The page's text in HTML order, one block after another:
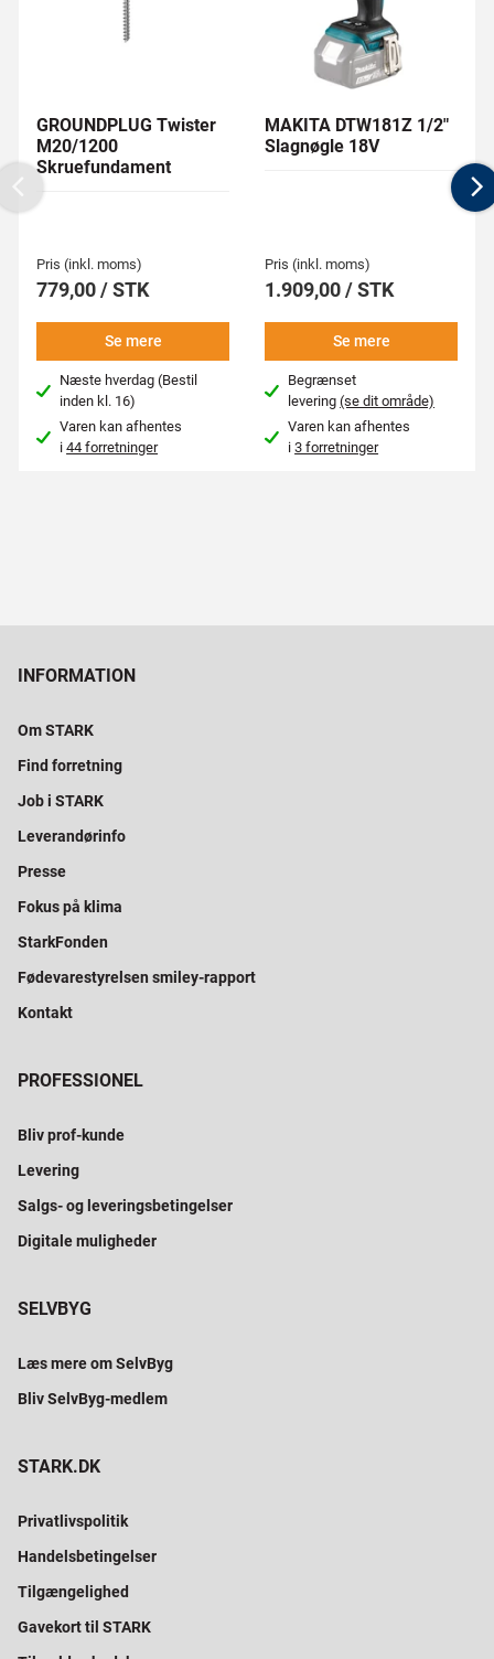
GROUNDPLUG Twister
M20/1200
Skruefundament
Pris (inkl. moms)
779,00 / STK
Se mere
Næste hverdag (Bestil
inden kl. 16)
Varen kan afhentes
i44 forretninger
MAKITA DTW181Z 1/2"
Slagnøgle 18V
Pris (inkl. moms)
1.909,00 / STK
Se mere
Begrænset
levering(se dit område)
Varen kan afhentes
i3 forretninger
Previous
INFORMATION
Om STARK
Find forretning
Job i STARK
Leverandørinfo
Presse
Fokus på klima
StarkFonden
Fødevarestyrelsen smiley-rapport
Kontakt
PROFESSIONEL
Bliv prof-kunde
Levering
Salgs- og leveringsbetingelser
Digitale muligheder
SELVBYG
Læs mere om SelvByg
Bliv SelvByg-medlem
STARK.DK
Privatlivspolitik
Handelsbetingelser
Tilgængelighed
Gavekort til STARK